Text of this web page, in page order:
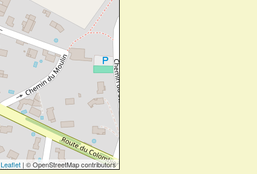
Leaflet| © OpenStreetMap contributors